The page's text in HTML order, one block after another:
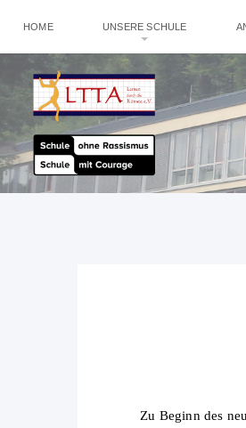
HOME UNSERE SCHULE
Zu Beginn des